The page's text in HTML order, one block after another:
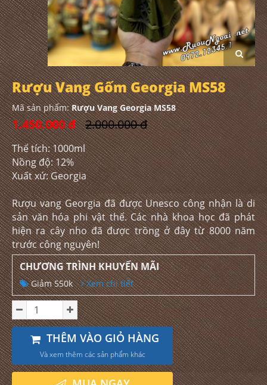
Rượu Vang Gốm Georgia MS58
Mã sản phẩm:Rượu Vang Georgia MS58
1.450.000 đ 2.000.000 đ
Thể tích: 1000ml
Nồng độ: 12%
Xuất xứ: Georgia
Rượu vang Georgia đã được Unesco công nhận là di
sản văn hóa phi vật thể. Các nhà khoa học đã phát
hiện ra cây nho đã được trồng ở đây từ 8000 năm
trước công nguyên!
CHƯƠNG TRÌNH KHUYẾN MÃI
Giảm 550k Xem chi tiết
THÊM VÀO GIỎ HÀNG
Và xem thêm các sản phẩm khác